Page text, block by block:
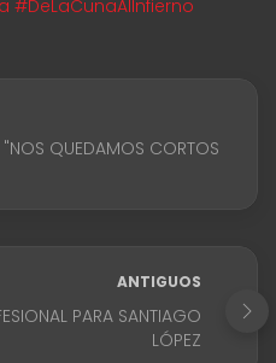
#DeLaCunaAlInfierno
QUEDAMOS CORTOS
ANTIGUOS
PARA SANTIAGO
LÓPEZ